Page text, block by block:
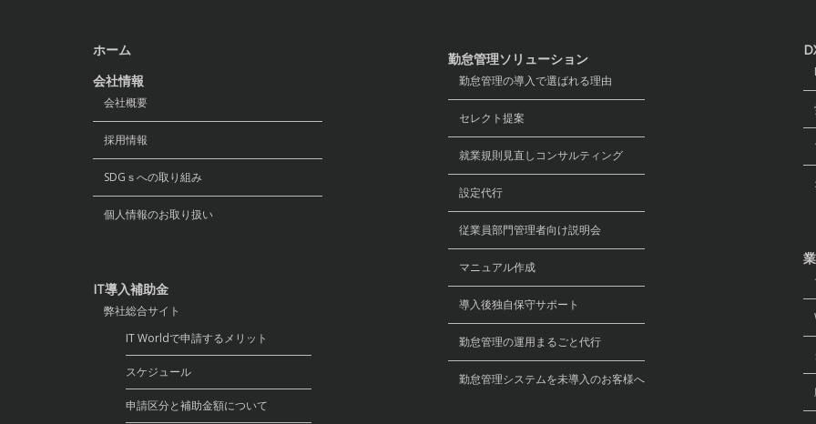
ホーム
会社情報
会社概要
採用情報
SDGｓへの取り組み
個人情報のお取り扱い
IT導入補助金
弊社総合サイト
IT Worldで申請するメリット
スケジュール
申請区分と補助金額について
勤怠管理ソリューション
勤怠管理の導入で選ばれる理由
セレクト提案
就業規則見直しコンサルティング
設定代行
従業員部門管理者向け説明会
マニュアル作成
導入後独自保守サポート
勤怠管理の運用まるごと代行
勤怠管理システムを未導入のお客様へ